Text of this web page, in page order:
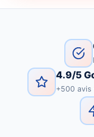
4.9/5
+500 avis